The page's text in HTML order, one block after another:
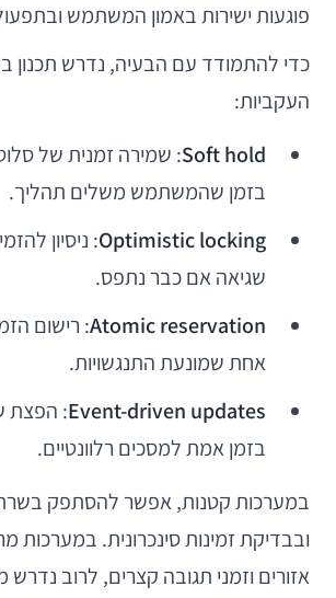
פוגעות ישירות באמון המשתמש
כדי להתמודד עם הבעיה, נדרש תכנון
העקביות:
Soft hold: שמירה זמנית של
בזמן שהמשתמש משלים תהליך.
Optimistic locking: ניסיון
שגיאה אם כבר נתפס.
Atomic reservation: רישום
אחת שמונעת התנגשויות.
Event-driven updates: הפצת
בזמן אמת למסכים רלוונטיים.
במערכות קטנות, אפשר להסתפק
ובבדיקת זמינות סינכרונית. במערכות
אזורים וזמני תגובה קצרים, לרוב נדרש